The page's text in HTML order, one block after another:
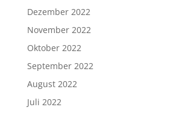
Dezember 2022
November 2022
Oktober 2022
September 2022
August 2022
Juli 2022